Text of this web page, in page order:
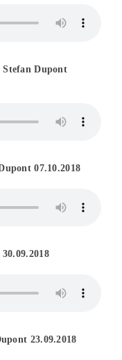
Stefan Dupont
07.10.2018
23.09.2018